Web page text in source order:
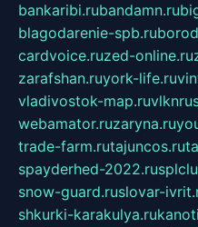
bankaribi.rubandamn.ru
blagodarenie-spb.ru
cardvoice.ruzed-online.ru
zarafshan.ruyork-life.ru
vladivostok-map.ru
webamator.ruzaryna.ru
trade-farm.rutajuncos.ru
spayderhed-2022.ru
snow-guard.ruslovar-
shkurki-karakulya.ru